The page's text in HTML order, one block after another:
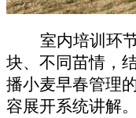
室内培训环
块、不同苗情，
播小麦早春管理
容展开系统讲解